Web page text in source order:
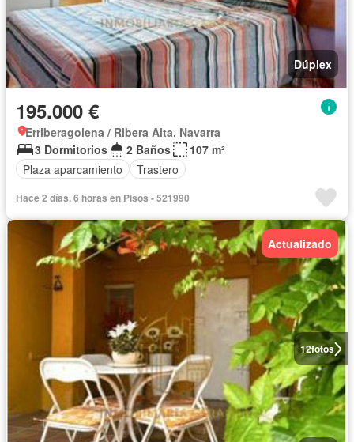
Dúplex
195.000 €
Erriberagoiena / Ribera Alta, Navarra
3 Dormitorios
2 Baños
107 m²
Plaza aparcamiento
Trastero
Hace 2 días, 6 horas en Pisos - 521990
12fotos
Actualizado